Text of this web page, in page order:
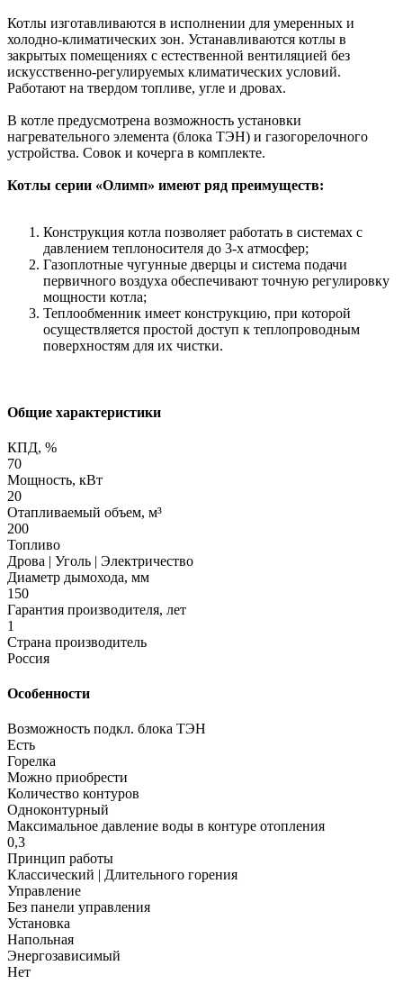
Котлы изготавливаются в исполнении для умеренных и
холодно-климатических зон. Устанавливаются котлы в
закрытых помещениях с естественной вентиляцией без
искусственно-регулируемых климатических условий.
Работают на твердом топливе, угле и дровах.
В котле предусмотрена возможность установки
нагревательного элемента (блока ТЭН) и газогорелочного
устройства. Совок и кочерга в комплекте.
Котлы серии «Олимп» имеют ряд преимуществ:
Конструкция котла позволяет работать в системах с
давлением теплоносителя до 3-х атмосфер;
Газоплотные чугунные дверцы и система подачи
первичного воздуха обеспечивают точную регулировку
мощности котла;
Теплообменник имеет конструкцию, при которой
осуществляется простой доступ к теплопроводным
поверхностям для их чистки.
Общие характеристики
КПД, %
70
Мощность, кВт
20
Отапливаемый объем, м³
200
Топливо
Дрова | Уголь | Электричество
Диаметр дымохода, мм
150
Гарантия производителя, лет
1
Страна производитель
Россия
Особенности
Возможность подкл. блока ТЭН
Есть
Горелка
Можно приобрести
Количество контуров
Одноконтурный
Максимальное давление воды в контуре отопления
0,3
Принцип работы
Классический | Длительного горения
Управление
Без панели управления
Установка
Напольная
Энергозависимый
Нет